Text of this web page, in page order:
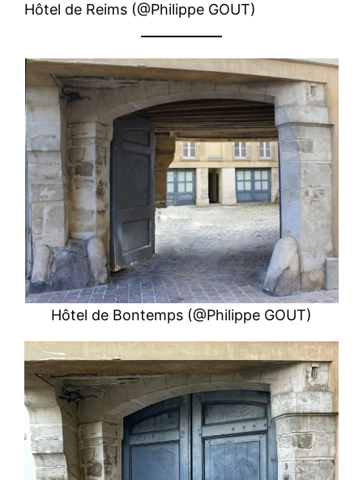
Hôtel de Reims (@Philippe GOUT)
Hôtel de Bontemps (@Philippe GOUT)